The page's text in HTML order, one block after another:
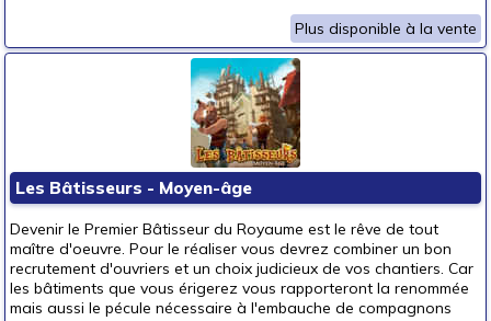
Plus disponible à la vente
Les Bâtisseurs - Moyen-âge
Devenir le Premier Bâtisseur du Royaume est le rêve de tout
maître d'oeuvre. Pour le réaliser vous devrez combiner un bon
recrutement d'ouvriers et un choix judicieux de vos chantiers. Car
les bâtiments que vous érigerez vous rapporteront la renommée
mais aussi le pécule nécessaire à l'embauche de compagnons